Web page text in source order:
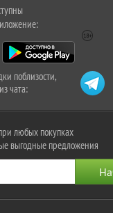
поблизости,
чата:
любых покупках
выгодные предложения